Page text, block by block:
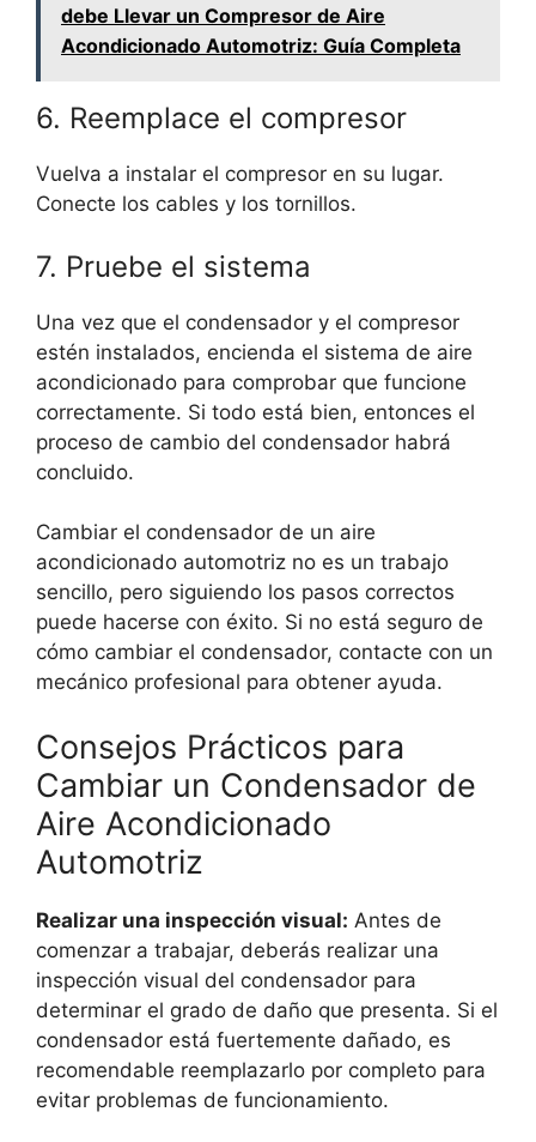
debe Llevar un Compresor de Aire
Acondicionado Automotriz: Guía Completa
6. Reemplace el compresor
Vuelva a instalar el compresor en su lugar.
Conecte los cables y los tornillos.
7. Pruebe el sistema
Una vez que el condensador y el compresor
estén instalados, encienda el sistema de aire
acondicionado para comprobar que funcione
correctamente. Si todo está bien, entonces el
proceso de cambio del condensador habrá
concluido.
Cambiar el condensador de un aire
acondicionado automotriz no es un trabajo
sencillo, pero siguiendo los pasos correctos
puede hacerse con éxito. Si no está seguro de
cómo cambiar el condensador, contacte con un
mecánico profesional para obtener ayuda.
Consejos Prácticos para
Cambiar un Condensador de
Aire Acondicionado
Automotriz
Realizar una inspección visual: Antes de
comenzar a trabajar, deberás realizar una
inspección visual del condensador para
determinar el grado de daño que presenta. Si el
condensador está fuertemente dañado, es
recomendable reemplazarlo por completo para
evitar problemas de funcionamiento.